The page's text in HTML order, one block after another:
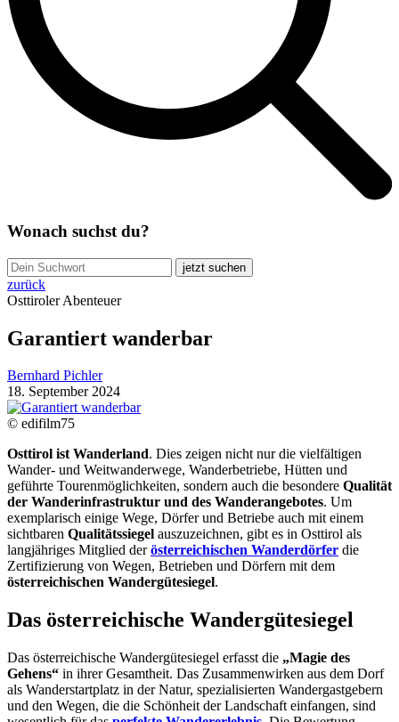
Wonach suchst du?
jetzt suchen
zurück
Osttiroler Abenteuer
Garantiert wanderbar
Bernhard Pichler
18. September 2024
© edifilm75
Osttirol ist Wanderland. Dies zeigen nicht nur die vielfältigen
Wander- und Weitwanderwege, Wanderbetriebe, Hütten und
geführte Tourenmöglichkeiten, sondern auch die besondere Qualität
der Wanderinfrastruktur und des Wanderangebotes. Um
exemplarisch einige Wege, Dörfer und Betriebe auch mit einem
sichtbaren Qualitätssiegel auszuzeichnen, gibt es in Osttirol als
langjähriges Mitglied derösterreichischen Wanderdörfer die
Zertifizierung von Wegen, Betrieben und Dörfern mit dem
österreichischen Wandergütesiegel.
Das österreichische Wandergütesiegel
Das österreichische Wandergütesiegel erfasst die „Magie des
Gehens“ in ihrer Gesamtheit. Das Zusammenwirken aus dem Dorf
als Wanderstartplatz in der Natur, spezialisierten Wandergastgebern
und den Wegen, die die Schönheit der Landschaft einfangen, sind